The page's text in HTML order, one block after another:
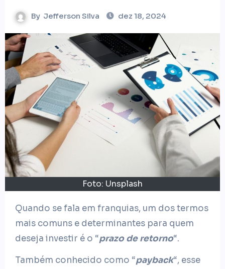
By Jefferson Silva dez 18, 2024
Foto: Unsplash
Quando se fala em franquias, um dos termos
mais comuns e determinantes para quem
deseja investir é o “prazo de retorno“.
Também conhecido como “payback“, esse